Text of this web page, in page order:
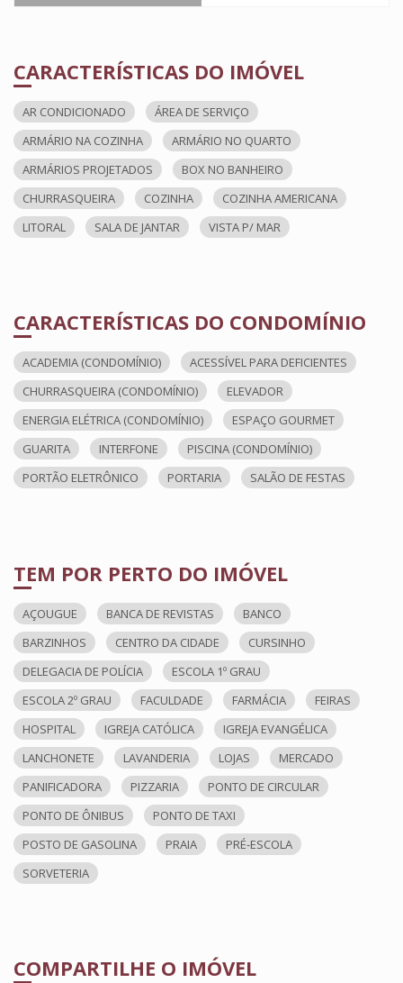
CARACTERÍSTICAS DO IMÓVEL
AR CONDICIONADO
ÁREA DE SERVIÇO
ARMÁRIO NA COZINHA
ARMÁRIO NO QUARTO
ARMÁRIOS PROJETADOS
BOX NO BANHEIRO
CHURRASQUEIRA
COZINHA
COZINHA AMERICANA
LITORAL
SALA DE JANTAR VISTA P/ MAR
CARACTERÍSTICAS DO CONDOMÍNIO
ACADEMIA (CONDOMÍNIO)
ACESSÍVEL PARA DEFICIENTES
CHURRASQUEIRA (CONDOMÍNIO)
ELEVADOR
ENERGIA ELÉTRICA (CONDOMÍNIO)
ESPAÇO GOURMET
GUARITA
INTERFONE
PISCINA (CONDOMÍNIO)
PORTÃO ELETRÔNICO
PORTARIA SALÃO DE FESTAS
TEM POR PERTO DO IMÓVEL
AÇOUGUE BANCA DE REVISTAS
BANCO
BARZINHOS
CENTRO DA CIDADE
CURSINHO
DELEGACIA DE POLÍCIA
ESCOLA 1º GRAU
ESCOLA 2º GRAU
FACULDADE FARMÁCIA
FEIRAS
HOSPITAL
IGREJA CATÓLICA
IGREJA EVANGÉLICA
LANCHONETE
LAVANDERIA LOJAS
MERCADO
PANIFICADORA
PIZZARIA
PONTO DE CIRCULAR
PONTO DE ÔNIBUS
PONTO DE TAXI
POSTO DE GASOLINA
PRAIA
PRÉ-ESCOLA
SORVETERIA
COMPARTILHE O IMÓVEL